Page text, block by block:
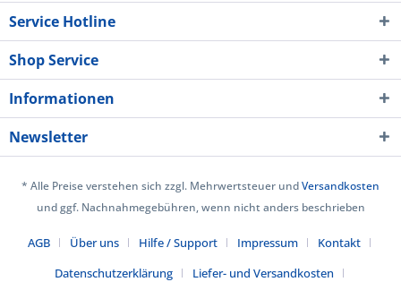
Service Hotline
Shop Service
Informationen
Newsletter
* Alle Preise verstehen sich zzgl. Mehrwertsteuer undVersandkosten
und ggf. Nachnahmegebühren, wenn nicht anders beschrieben
AGB Über uns Hilfe / Support Impressum
Kontakt
Datenschutzerklärung
Liefer- und Versandkosten